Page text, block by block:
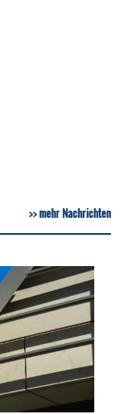
mehr Nachrichten